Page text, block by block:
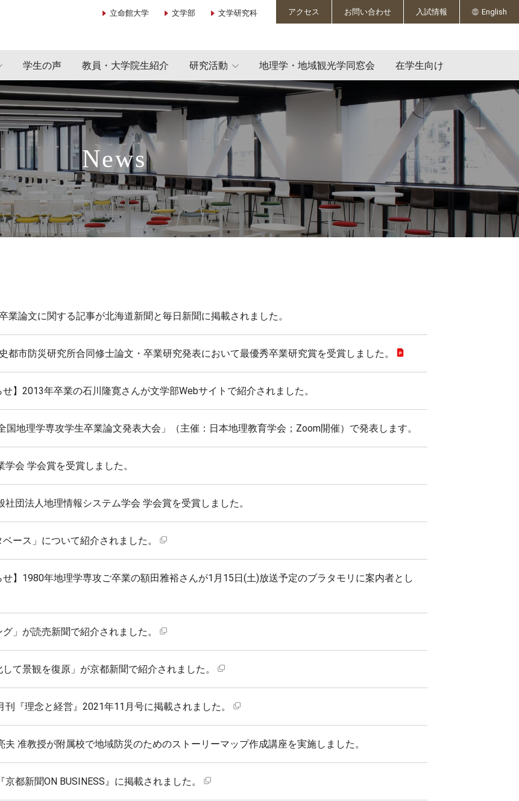
学生の声 教員・大学院生紹介 研究活動 地理学・地域観光学同窓会 在学生向け
立命館大学 文学部 文学研究科 アクセス お問い合わせ 入試情報 English
News
業論文に関する記事が北海道新聞と毎日新聞に掲載されました。
都市防災研究所合同修士論文・卒業研究発表において最優秀卒業研究賞を受賞しました。
せ】2013年卒業の石川隆寛さんが文学部Webサイトで紹介されました。
国地理学専攻学生卒業論文発表大会」（主催：日本地理教育学会；Zoom開催）で発表します。
会 学会賞を受賞しました。
団法人地理情報システム学会 学会賞を受賞しました。
ース」について紹介されました。
せ】1980年地理学専攻ご卒業の額田雅裕さんが1月15日(土)放送予定のブラタモリに案内者とし
」が読売新聞で紹介されました。
して景観を復原」が京都新聞で紹介されました。
『理念と経営』2021年11月号に掲載されました。
准教授が附属校で地域防災のためのストーリーマップ作成講座を実施しました。
都新聞ON BUSINESS』に掲載されました。